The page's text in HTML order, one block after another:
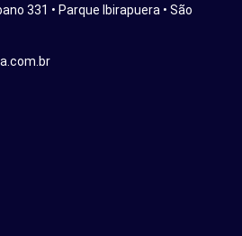
331 • Parque Ibirapuera • São